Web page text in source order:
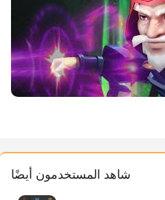
شاهد المستخدمون أيضًا